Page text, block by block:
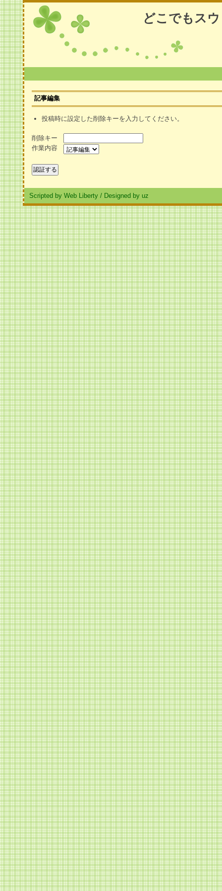
どこでもス
記事編集
投稿時に設定した削除キーを入力してください。
削除キー
作業内容
Scripted by Web Liberty / Designed by uz